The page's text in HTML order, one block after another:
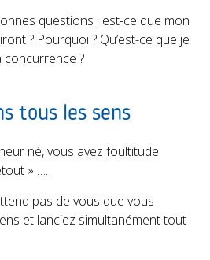
questions : est-ce que mon
? Pourquoi ? Qu’est-ce que je
?
tous les sens
né, vous avez foultitude
» ….
pas de vous que vous
et lanciez simultanément tout